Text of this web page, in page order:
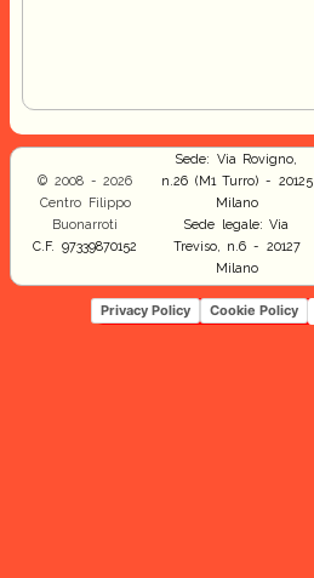
© 2008 - 2026
Centro Filippo
Buonarroti
C.F. 97339870152
Sede: Via Rovigno,
n.26 (M1 Turro) - 20125
Milano
Sede legale: Via
Treviso, n.6 - 20127
Milano
Privacy Policy Cookie Policy